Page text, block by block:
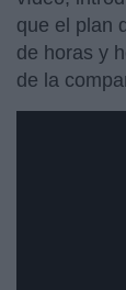
que el plan
de horas y
de la